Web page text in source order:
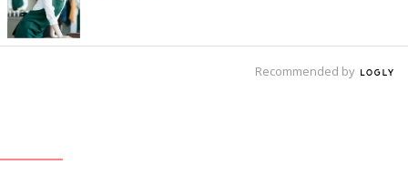
Recommended by